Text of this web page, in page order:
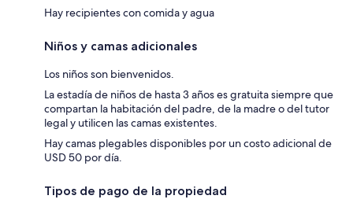
Hay recipientes con comida y agua
Niños y camas adicionales
Los niños son bienvenidos.
La estadía de niños de hasta 3 años es gratuita siempre que
compartan la habitación del padre, de la madre o del tutor
legal y utilicen las camas existentes.
Hay camas plegables disponibles por un costo adicional de
USD 50 por día.
Tipos de pago de la propiedad